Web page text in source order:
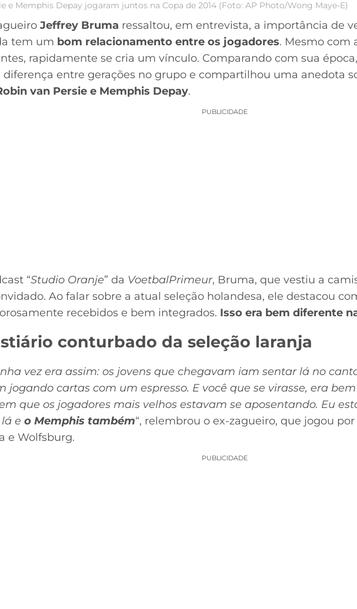
e Memphis Depay jogaram juntos na Copa de 2014 (Foto: AP Photo/Wong Maye-E)
Jeffrey Bruma ressaltou, em entrevista, a importância de
tem um bom relacionamento entre os jogadores. Mesmo com
rapidamente se cria um vínculo. Comparando com sua
diferença entre gerações no grupo e compartilhou uma anedota
van Persie e Memphis Depay.
PUBLICIDADE
“Studio Oranje” da VoetbalPrimeur, Bruma, que vestiu a
Ao falar sobre a atual seleção holandesa, ele destacou
recebidos e bem integrados. Isso era bem diferente
conturbado da seleção laranja
vez era assim: os jovens que chegavam iam sentar lá no
jogando cartas com um espresso. E você que se virasse, era
que os jogadores mais velhos estavam se aposentando. Eu
e o Memphis também“, relembrou o ex-zagueiro, que jogou
e Wolfsburg.
PUBLICIDADE